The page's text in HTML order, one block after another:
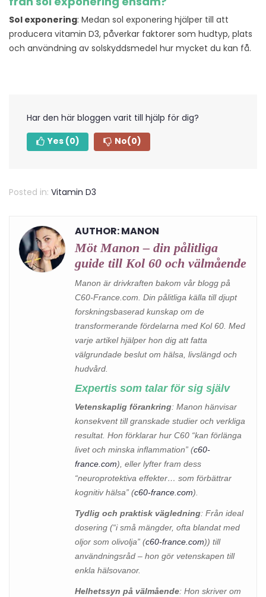
Sol exponering: Medan sol exponering hjälper till att
producera vitamin D3, påverkar faktorer som hudtyp, plats
och användning av solskyddsmedel hur mycket du kan få.
Har den här bloggen varit till hjälp för dig?
Yes (0) No(0)
Posted in: Vitamin D3
AUTHOR: MANON
Möt Manon – din pålitliga
guide till Kol 60 och välmående
Manon är drivkraften bakom vår blogg på
C60-France.com. Din pålitliga källa till djupt
forskningsbaserad kunskap om de
transformerande fördelarna med Kol 60. Med
varje artikel hjälper hon dig att fatta
välgrundade beslut om hälsa, livslängd och
hudvård.
Expertis som talar för sig själv
Vetenskaplig förankring: Manon hänvisar
konsekvent till granskade studier och verkliga
resultat. Hon förklarar hur C60 “kan förlänga
livet och minska inflammation” (c60-
france.com), eller lyfter fram dess
“neuroprotektiva effekter… som förbättrar
kognitiv hälsa” (c60-france.com).
Tydlig och praktisk vägledning: Från ideal
dosering (“i små mängder, ofta blandat med
oljor som olivolja” (c60-france.com)) till
användningsråd – hon gör vetenskapen till
enkla hälsovanor.
Helhetssyn på välmående: Hon skriver om